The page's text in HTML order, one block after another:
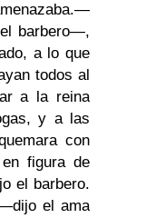
—
barbero—,
a lo que
todos al
a la reina
y a las
con
figura de
el barbero.
el ama